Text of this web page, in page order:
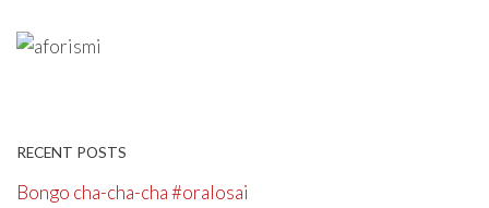
RECENT POSTS
Bongo cha-cha-cha #oralosai